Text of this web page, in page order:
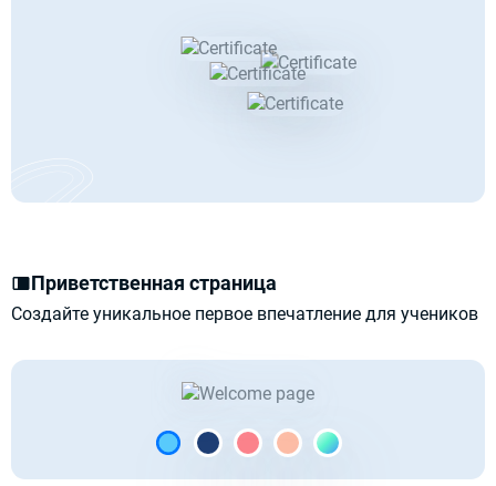
Приветственная страница
Создайте уникальное первое впечатление для учеников